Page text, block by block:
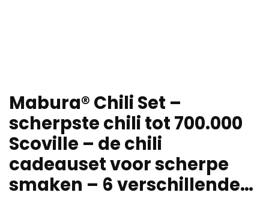
Mabura® Chili Set –
scherpste chili tot 700.000
Scoville – de chili
cadeauset voor scherpe
smaken – 6 verschillende…